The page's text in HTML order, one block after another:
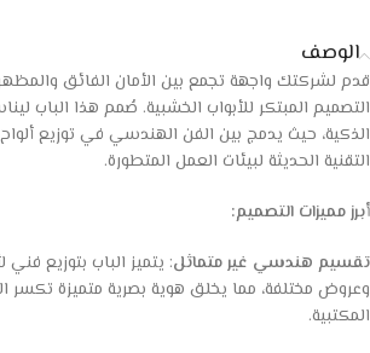
الوصف
قدم لشركتك واجهة تجمع بين الأمان الفائق
التصميم المبتكر للأبواب الخشبية. صُمم هذا الباب
الذكية، حيث يدمج بين الفن الهندسي في توزيع
التقنية الحديثة لبيئات العمل المتطورة.
أبرز مميزات التصميم:
تقسيم هندسي غير متماثل: يتميز الباب بتوزيع
وعروض مختلفة، مما يخلق هوية بصرية متميزة تكسر
المكتبية.